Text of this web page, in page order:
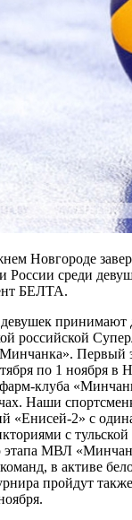
Новгороде
среди
БЕЛТА.
российской
Первый
по 1 ноября в
клуба
Наши
«Енисей-2» с
с
этапа МВЛ
в активе
пройдут